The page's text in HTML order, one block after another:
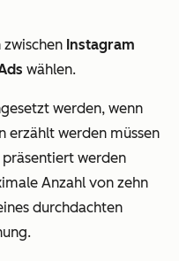
Instagram
wählen.
werden, wenn
erzählt werden müssen
werden
Anzahl von zehn
durchdachten